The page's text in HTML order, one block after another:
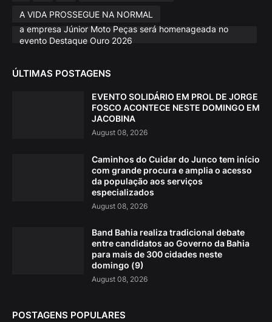
A VIDA PROSSEGUE NA NORMAL
a empresa Júnior Moto Peças será homenageada no
evento Destaque Ouro 2026
ÚLTIMAS POSTAGENS
EVENTO SOLIDÁRIO EM PROL DE JORGE
FOSCO ACONTECE NESTE DOMINGO EM
JACOBINA
August 08, 2026
Caminhos do Cuidar do Junco tem início
com grande procura e amplia o acesso
da população aos serviços
especializados
August 08, 2026
Band Bahia realiza tradicional debate
entre candidatos ao Governo da Bahia
para mais de 300 cidades neste
domingo (9)
August 08, 2026
POSTAGENS POPULARES